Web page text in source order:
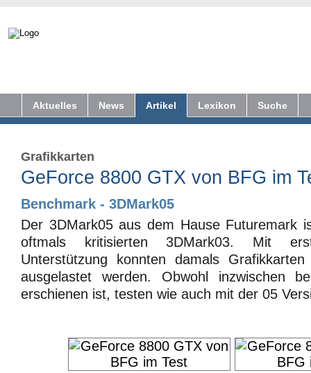
Aktuelles News Artikel Lexikon Suche
Grafikkarten
GeForce 8800 GTX von BFG im
Benchmark - 3DMark05
Der 3DMark05 aus dem Hause Futuremark
oftmals kritisierten 3DMark03. Mit
Unterstützung konnten damals
ausgelastet werden. Obwohl inzwischen
erschienen ist, testen wie auch mit der 05